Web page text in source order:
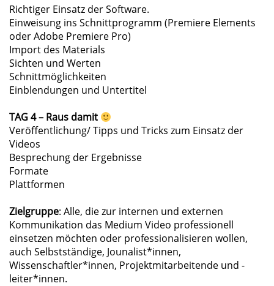
Richtiger Einsatz der Software.
Einweisung ins Schnittprogramm (Premiere Elements
oder Adobe Premiere Pro)
Import des Materials
Sichten und Werten
Schnittmöglichkeiten
Einblendungen und Untertitel
TAG 4 – Raus damit
Veröffentlichung/ Tipps und Tricks zum Einsatz der
Videos
Besprechung der Ergebnisse
Formate
Plattformen
Zielgruppe: Alle, die zur internen und externen
Kommunikation das Medium Video professionell
einsetzen möchten oder professionalisieren wollen,
auch Selbstständige, Jounalist*innen,
Wissenschaftler*innen, Projektmitarbeitende und -
leiter*innen.